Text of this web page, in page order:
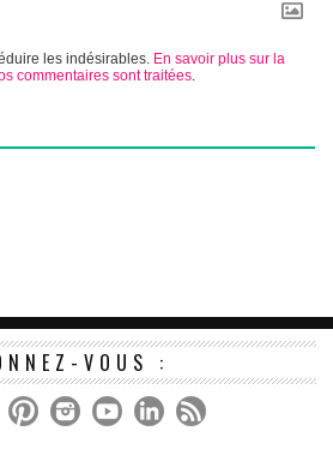
les indésirables. En savoir plus sur la
commentaires sont traitées
VOUS :